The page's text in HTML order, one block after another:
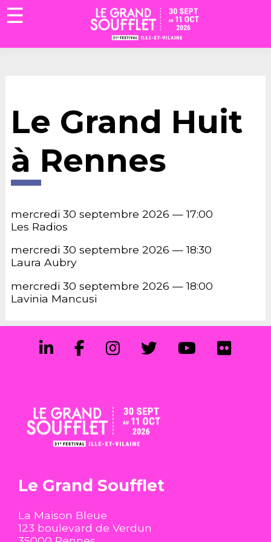
☰
La
Fabrique
Association
Engagements
Prévention
Mentions
Le Grand Huit
à Rennes
mercredi 30 septembre 2026 — 17:00
Les Radios
mercredi 30 septembre 2026 — 18:30
Laura Aubry
mercredi 30 septembre 2026 — 18:00
Lavinia Mancusi
Le Grand Soufflet
La Maison Bleue
123 boulevard de Verdun